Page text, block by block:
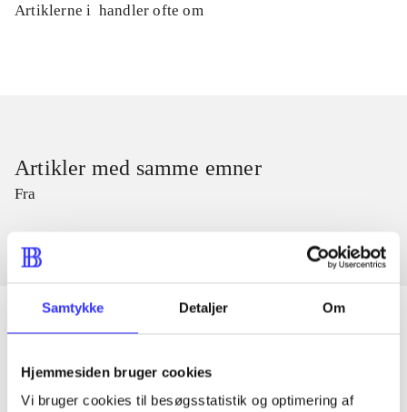
Samtykke Detaljer Om
Hjemmesiden bruger cookies
Vi bruger cookies til besøgsstatistik og optimering af
Artiklerne i handler ofte om
Artikler med samme emner
Fra
Artikler
Alle registrerede artikler fordelt på udgivelser